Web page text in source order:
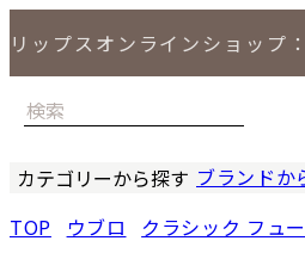
リップスオンラインショップ
カテゴリーから探す ブランドか
TOP ウブロ クラシック フュ